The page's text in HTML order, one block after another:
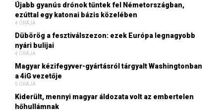
Újabb gyanús drónok tűntek fel Németországban,
ezúttal egy katonai bázis közelében
4 ÓRÁJA
Dübörög a fesztiválszezon: ezek Európa legnagyobb
nyári bulijai
4 ÓRÁJA
Magyar kézifegyver-gyártásról tárgyalt Washingtonban
a 4iG vezetője
5 ÓRÁJA
Kiderült, mennyi magyar áldozata volt az embertelen
hőhullámnak